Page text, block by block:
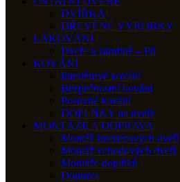
DVÍŘKA
DŘEVĚNÉ VÝROBKY
LAKOVÁNÍ
Dveře a zárubně – Pú
KOVÁNÍ
Interiérové kování
Bezpečnostní kování
Posuvné kování
DOPLŇKY na dveře
MONTÁŽE A DOPRAVA
Montáž interiérových dveří
Montáž vchodových dveří
Montáže doplňků
Doprava